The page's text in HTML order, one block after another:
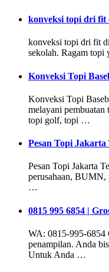
konveksi topi dri fit
konveksi topi dri fit
sekolah. Ragam
Konveksi Topi
Konveksi Topi
melayani
topi golf, topi …
Pesan Topi Jakarta
Pesan Topi Jakarta
perusahaan, BUMN,
…
0815 995 6854 |
WA: 0815-995-6854
penampilan. Anda
Untuk Anda …